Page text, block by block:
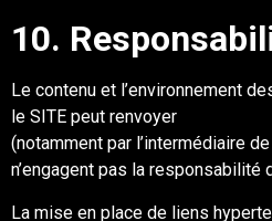
10.
Le contenu et l’environnement
le SITE peut renvoyer
(notamment par l’intermédiaire
n’engagent pas la responsabilité
La mise en place de liens